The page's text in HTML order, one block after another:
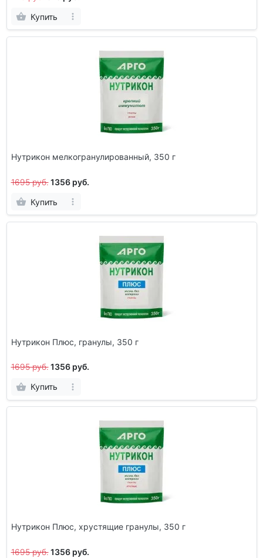
Купить
Нутрикон мелкогранулированный, 350 г
1695 руб. 1356 руб.
Купить
Нутрикон Плюс, гранулы, 350 г
1695 руб. 1356 руб.
Купить
Нутрикон Плюс, хрустящие гранулы, 350 г
1695 руб. 1356 руб.